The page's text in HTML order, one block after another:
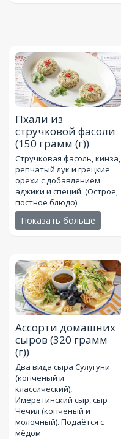
Пхали из
стручковой фасоли
(150 грамм (г))
Стручковая фасоль, кинза,
репчатый лук и грецкие
орехи с добавлением
аджики и специй. (Острое,
постное блюдо)
Показать больше
Ассорти домашних
сыров (320 грамм
(г))
Два вида сыра Сулугуни
(копченый и
классический),
Имеретинский сыр, сыр
Чечил (копченый и
молочный). Подаётся с
мёдом